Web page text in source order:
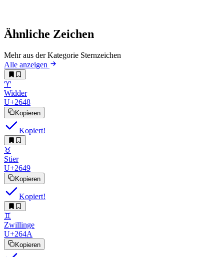
Ähnliche Zeichen
Mehr aus der Kategorie Sternzeichen
Alle anzeigen
♈︎
Widder
U+2648
Kopieren
Kopiert!
♉︎
Stier
U+2649
Kopieren
Kopiert!
♊︎
Zwillinge
U+264A
Kopieren